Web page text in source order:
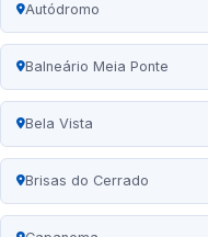
Autódromo
Balneário Meia Ponte
Bela Vista
Brisas do Cerrado